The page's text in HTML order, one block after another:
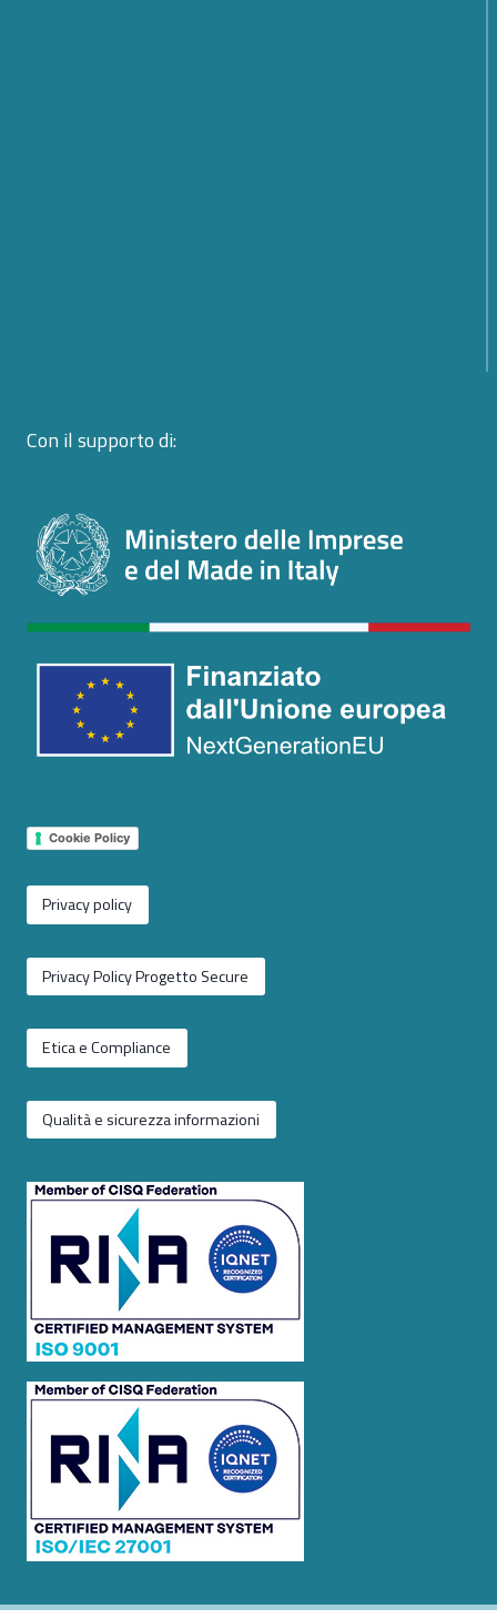
Con il supporto di:
Cookie Policy
Privacy policy
Privacy Policy Progetto Secure
Etica e Compliance
Qualità e sicurezza informazioni